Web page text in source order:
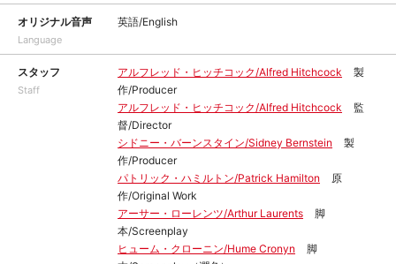
オリジナル音声
Language
英語/English
スタッフ
Staff
アルフレッド・ヒッチコック/Alfred Hitchcock
製
作/Producer
アルフレッド・ヒッチコック/Alfred Hitchcock
監
督/Director
シドニー・バーンスタイン/Sidney Bernstein
製
作/Producer
パトリック・ハミルトン/Patrick Hamilton
原
作/Original Work
アーサー・ローレンツ/Arthur Laurents
脚
本/Screenplay
ヒューム・クローニン/Hume Cronyn
脚